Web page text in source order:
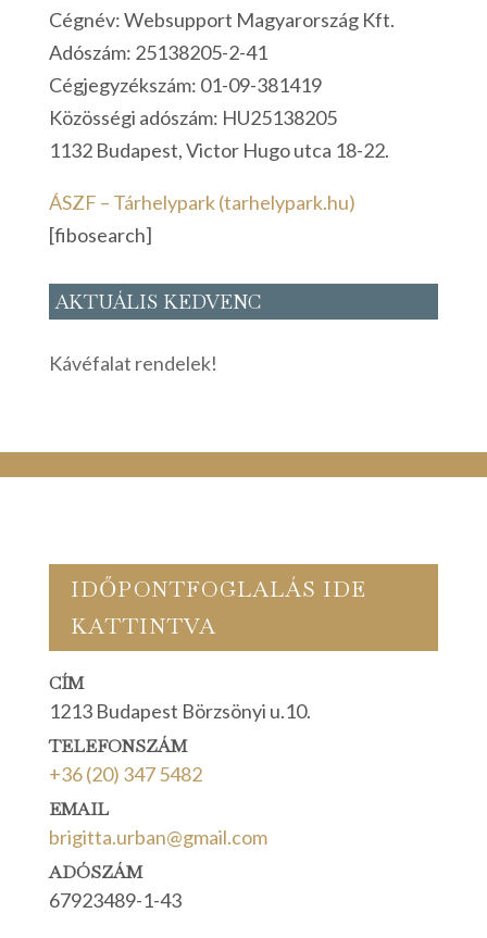
Cégnév: Websupport Magyarország Kft.
Adószám: 25138205-2-41
Cégjegyzékszám: 01-09-381419
Közösségi adószám: HU25138205
1132 Budapest, Victor Hugo utca 18-22.
ÁSZF – Tárhelypark (tarhelypark.hu)
[fibosearch]
AKTUÁLIS KEDVENC
Kávéfalat rendelek!
IDŐPONTFOGLALÁS IDE
KATTINTVA
CÍM
1213 Budapest Börzsönyi u.10.
TELEFONSZÁM
+36 (20) 347 5482
EMAIL
brigitta.urban@gmail.com
ADÓSZÁM
67923489-1-43